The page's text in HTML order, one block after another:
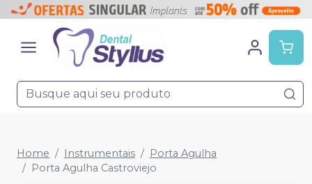
Home Instrumentais
Porta Agulha
Porta Agulha Castroviejo